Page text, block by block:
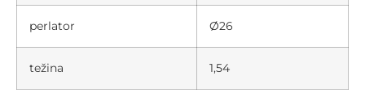
perlator Ø26
težina 1,54